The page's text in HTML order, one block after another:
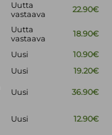
Uutta
vastaava
22.90€
Uutta
vastaava
18.90€
Uusi
10.90€
Uusi
19.20€
Uusi 36.90€
Uusi 12.90€